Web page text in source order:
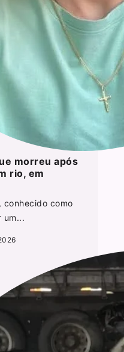
morreu após
rio, em
conhecido como
um...